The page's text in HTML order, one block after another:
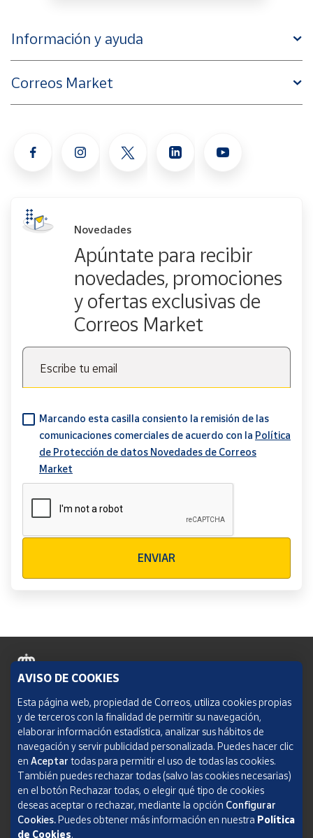
Información y ayuda
Correos Market
Novedades
Apúntate para recibir
novedades, promociones
y ofertas exclusivas de
Correos Market
Escribe tu email
Marcando esta casilla consiento la remisión de las
comunicaciones comerciales de acuerdo con la Política
de Protección de datos Novedades de Correos
Market
ENVIAR
Política de cookies
Aviso legal
Condiciones del servicio
Política de Privacidad Web
Informe de transparencia
SOCIEDAD ESTATAL CORREOS Y TELÉGRAFOS, S.A., S.M.E. Todos los derechos
AVISO DE COOKIES
Esta página web, propiedad de Correos, utiliza cookies propias
y de terceros con la finalidad de permitir su navegación,
elaborar información estadística, analizar sus hábitos de
navegación y servir publicidad personalizada. Puedes hacer clic
en Aceptar todas para permitir el uso de todas las cookies.
También puedes rechazar todas (salvo las cookies necesarias)
en el botón Rechazar todas, o elegir qué tipo de cookies
deseas aceptar o rechazar, mediante la opción Configurar
Cookies.Puedes obtener más información en nuestra Política
de Cookies.